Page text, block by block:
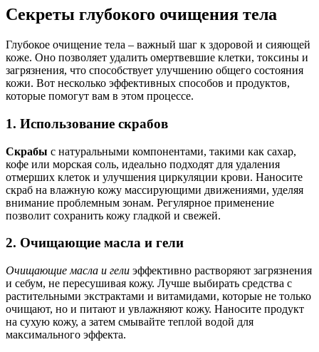
Секреты глубокого очищения тела
Глубокое очищение тела – важный шаг к здоровой и сияющей
коже. Оно позволяет удалить омертвевшие клетки, токсины и
загрязнения, что способствует улучшению общего состояния
кожи. Вот несколько эффективных способов и продуктов,
которые помогут вам в этом процессе.
1. Использование скрабов
Скрабы с натуральными компонентами, такими как сахар,
кофе или морская соль, идеально подходят для удаления
отмерших клеток и улучшения циркуляции крови. Наносите
скраб на влажную кожу массирующими движениями, уделяя
внимание проблемным зонам. Регулярное применение
позволит сохранить кожу гладкой и свежей.
2. Очищающие масла и гели
Очищающие масла и гели эффективно растворяют загрязнения
и себум, не пересушивая кожу. Лучше выбирать средства с
растительными экстрактами и витамидами, которые не только
очищают, но и питают и увлажняют кожу. Наносите продукт
на сухую кожу, а затем смывайте теплой водой для
максимального эффекта.